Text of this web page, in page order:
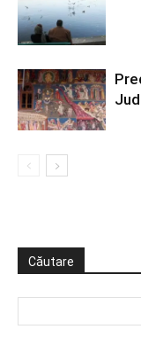
Căutare